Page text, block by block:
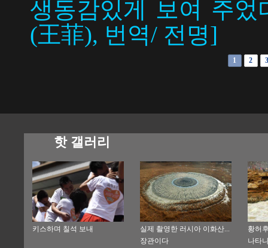
생동감있게 보여 주
(王菲), 번역/ 전명]
1 2 3
핫 갤러리
키스하며 칠석 보내
실제 촬영한 러시아 이화산...
장관이다
황허
나타